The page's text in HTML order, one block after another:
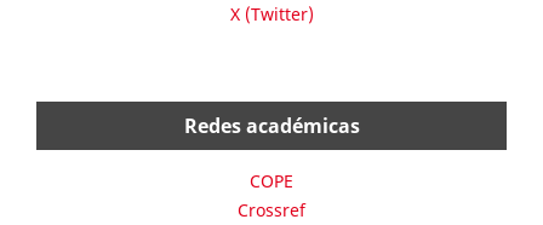
X (Twitter)
Redes académicas
COPE
Crossref